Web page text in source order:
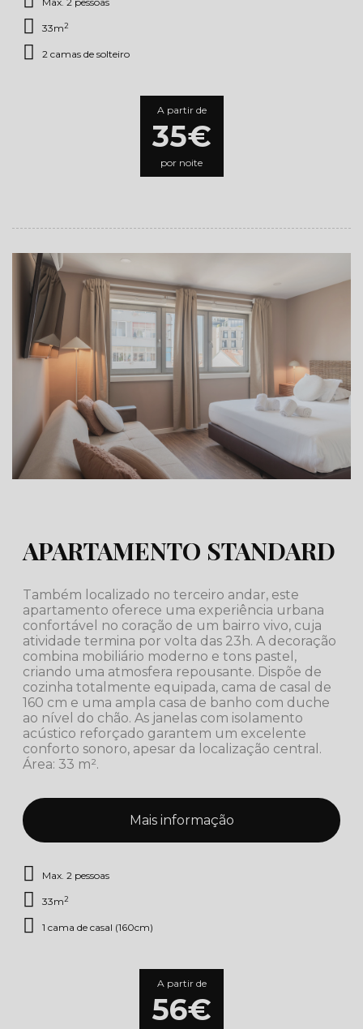
33m2
2 camas de solteiro
A partir de
35€
por noite
APARTAMENTO STANDARD
Também localizado no terceiro andar, este
apartamento oferece uma experiência urbana
confortável no coração de um bairro vivo, cuja
atividade termina por volta das 23h. A decoração
combina mobiliário moderno e tons pastel,
criando uma atmosfera repousante. Dispõe de
cozinha totalmente equipada, cama de casal de
160 cm e uma ampla casa de banho com duche
ao nível do chão. As janelas com isolamento
acústico reforçado garantem um excelente
conforto sonoro, apesar da localização central.
Área: 33 m².
Mais informação
Max. 2 pessoas
33m2
1 cama de casal (160cm)
A partir de
56€